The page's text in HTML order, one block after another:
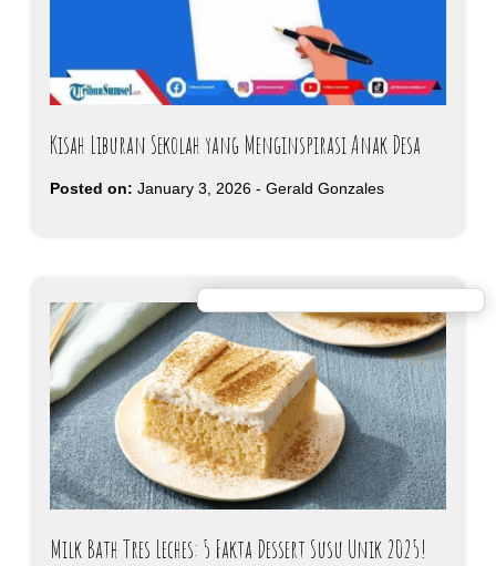
Kisah Liburan Sekolah yang Menginspirasi Anak Desa
Posted on: January 3, 2026 - Gerald Gonzales
Milk Bath Tres Leches: 5 Fakta Dessert Susu Unik 2025!